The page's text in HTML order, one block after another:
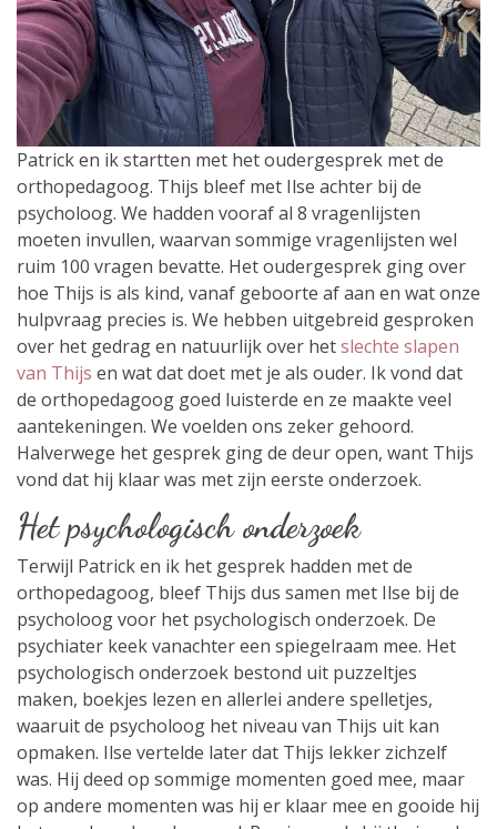
Patrick en ik startten met het oudergesprek met de
orthopedagoog. Thijs bleef met Ilse achter bij de
psycholoog. We hadden vooraf al 8 vragenlijsten
moeten invullen, waarvan sommige vragenlijsten wel
ruim 100 vragen bevatte. Het oudergesprek ging over
hoe Thijs is als kind, vanaf geboorte af aan en wat onze
hulpvraag precies is. We hebben uitgebreid gesproken
over het gedrag en natuurlijk over hetslechte slapen
van Thijs en wat dat doet met je als ouder. Ik vond dat
de orthopedagoog goed luisterde en ze maakte veel
aantekeningen. We voelden ons zeker gehoord.
Halverwege het gesprek ging de deur open, want Thijs
vond dat hij klaar was met zijn eerste onderzoek.
Het psychologisch onderzoek
Terwijl Patrick en ik het gesprek hadden met de
orthopedagoog, bleef Thijs dus samen met Ilse bij de
psycholoog voor het psychologisch onderzoek. De
psychiater keek vanachter een spiegelraam mee. Het
psychologisch onderzoek bestond uit puzzeltjes
maken, boekjes lezen en allerlei andere spelletjes,
waaruit de psycholoog het niveau van Thijs uit kan
opmaken. Ilse vertelde later dat Thijs lekker zichzelf
was. Hij deed op sommige momenten goed mee, maar
op andere momenten was hij er klaar mee en gooide hij